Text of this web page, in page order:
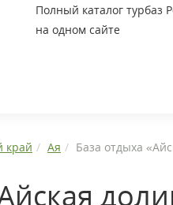
Полный каталог турбаз
на одном сайте
край Ая База отдыха